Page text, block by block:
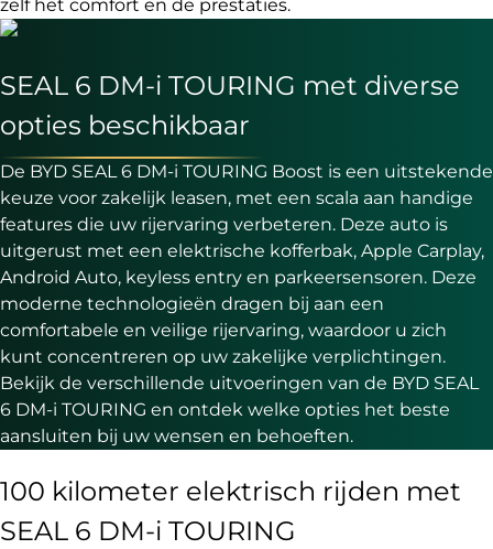
zelf het comfort en de prestaties.
SEAL 6 DM-i TOURING met diverse
opties beschikbaar
De BYD SEAL 6 DM-i TOURING Boost is een uitstekende
keuze voor zakelijk leasen, met een scala aan handige
features die uw rijervaring verbeteren. Deze auto is
uitgerust met een elektrische kofferbak, Apple Carplay,
Android Auto, keyless entry en parkeersensoren. Deze
moderne technologieën dragen bij aan een
comfortabele en veilige rijervaring, waardoor u zich
kunt concentreren op uw zakelijke verplichtingen.
Bekijk de verschillende uitvoeringen van de BYD SEAL
6 DM-i TOURING en ontdek welke opties het beste
aansluiten bij uw wensen en behoeften.
100 kilometer elektrisch rijden met
SEAL 6 DM-i TOURING